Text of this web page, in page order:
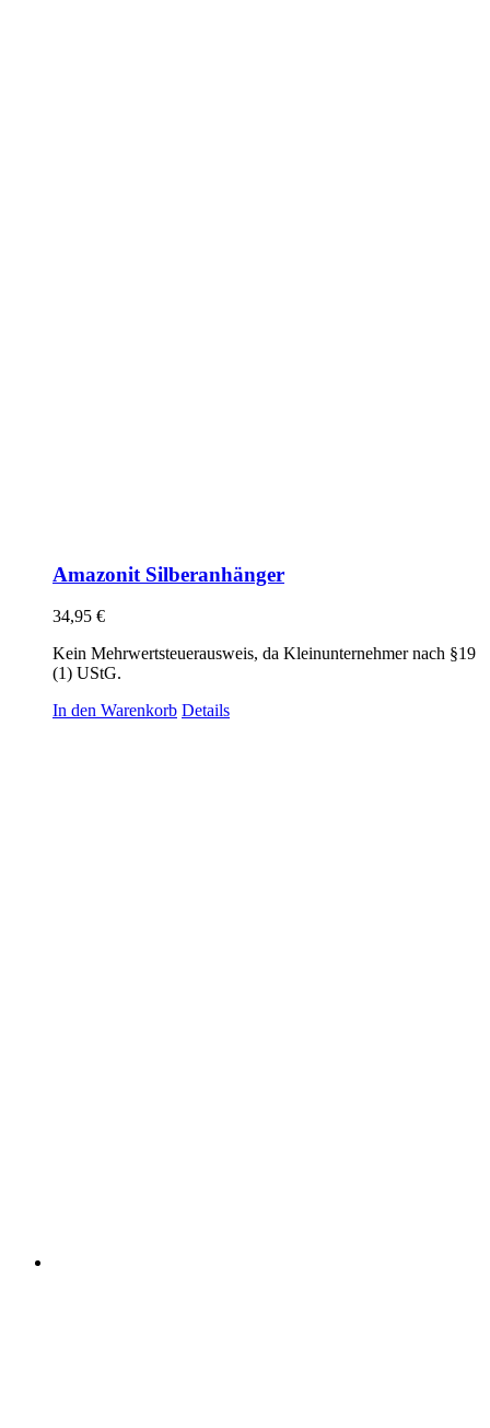
Amazonit Silberanhänger
34,95 €
Kein Mehrwertsteuerausweis, da Kleinunternehmer nach §19
(1) UStG.
In den Warenkorb Details